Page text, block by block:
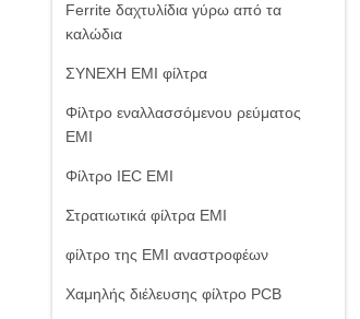
Ferrite δαχτυλίδια γύρω από τα
καλώδια
ΣΥΝΕΧΗ EMI φίλτρα
Φίλτρο εναλλασσόμενου ρεύματος
EMI
Φίλτρο IEC EMI
Στρατιωτικά φίλτρα EMI
φίλτρο της EMI αναστροφέων
Χαμηλής διέλευσης φίλτρο PCB